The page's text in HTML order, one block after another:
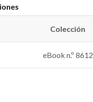
Colección
eBook n.º 8612